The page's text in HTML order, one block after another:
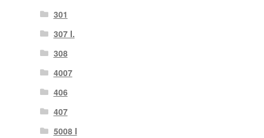
301
307 I.
308
4007
406
407
5008 I